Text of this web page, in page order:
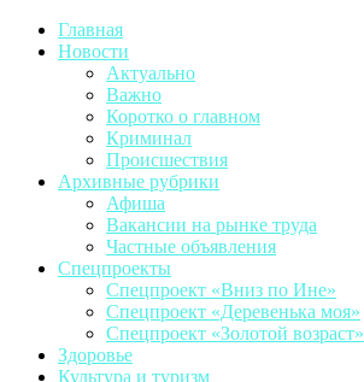
Главная
Новости
Актуально
Важно
Коротко о главном
Криминал
Происшествия
Архивные рубрики
Афиша
Вакансии на рынке труда
Частные объявления
Спецпроекты
Спецпроект «Вниз по Ине»
Спецпроект «Деревенька моя»
Спецпроект «Золотой возраст»
Здоровье
Культура и туризм